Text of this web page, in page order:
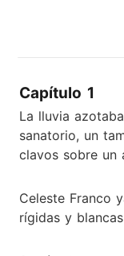
Capítulo 1
La lluvia
sanatorio, un
clavos sobre un
Celeste Franco
rígidas y